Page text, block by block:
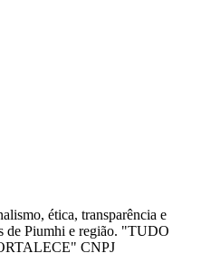
ética, transparência e
de Piumhi e região. "TUDO
CNPJ